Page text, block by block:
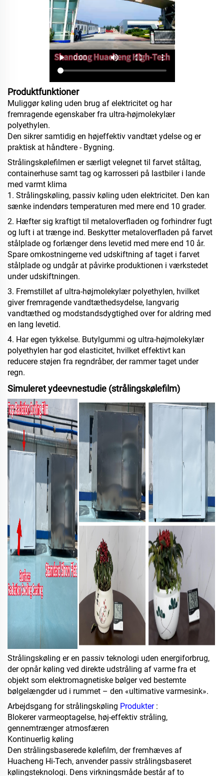
Produktfunktioner
Muliggør køling uden brug af elektricitet og har
fremragende egenskaber fra ultra-højmolekylær
polyethylen.
Den sikrer samtidig en højeffektiv vandtæt ydelse og er
praktisk at håndtere - Bygning.
Strålingskølefilmen er særligt velegnet til farvet ståltag,
containerhuse samt tag og karrosseri på lastbiler i lande
med varmt klima
1. Strålingskøling, passiv køling uden elektricitet. Den kan
sænke indendørs temperaturen med mere end 10 grader.
2. Hæfter sig kraftigt til metaloverfladen og forhindrer fugt
og luft i at trænge ind. Beskytter metaloverfladen på farvet
stålplade og forlænger dens levetid med mere end 10 år.
Spare omkostningerne ved udskiftning af taget i farvet
stålplade og undgår at påvirke produktionen i værkstedet
under udskiftningen.
3. Fremstillet af ultra-højmolekylær polyethylen, hvilket
giver fremragende vandtæthedsydelse, langvarig
vandtæthed og modstandsdygtighed over for aldring med
en lang levetid.
4. Har egen tykkelse. Butylgummi og ultra-højmolekylær
polyethylen har god elasticitet, hvilket effektivt kan
reducere støjen fra regndråber, der rammer taget under
regn.
Simuleret ydeevnestudie (strålingskølefilm)
Strålingskøling er en passiv teknologi uden energiforbrug,
der opnår køling ved direkte udstråling af varme fra et
objekt som elektromagnetiske bølger ved bestemte
bølgelængder ud i rummet – den «ultimative varmesink».
Arbejdsgang for strålingskøling Produkter :
Blokerer varmeoptagelse, høj-effektiv stråling,
gennemtrænger atmosfæren
Kontinuerlig køling
Den strålingsbaserede kølefilm, der fremhæves af
Huacheng Hi-Tech, anvender passiv strålingsbaseret
kølingsteknologi. Dens virkningsmåde består af to